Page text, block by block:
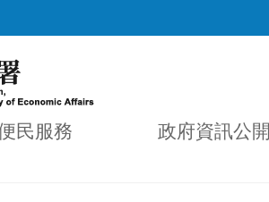
民服務 政府資訊公開